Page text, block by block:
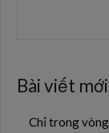
Bài viết mới
Chỉ trong vòng